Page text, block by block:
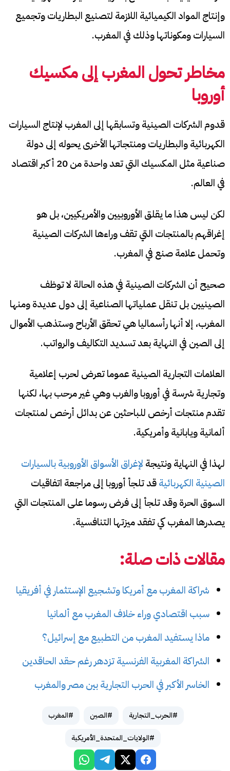
وإنتاج المواد الكيميائية اللازمة لتصنيع البطاريات وتجميع
السيارات ومكوناتها وذلك في المغرب.
مخاطر تحول المغرب إلى مكسيك
أوروبا
قدوم الشركات الصينية وتسابقها إلى المغرب لإنتاج السيارات
الكهربائية والبطاريات ومنتجاتها الأخرى يحوله إلى دولة
صناعية مثل المكسيك التي تعد واحدة من 20 أكبر اقتصاد
في العالم.
لكن ليس هذا ما يقلق الأوروبيين والأمريكيين، بل هو
إغراقهم بالمنتجات التي تقف وراءها الشركات الصينية
وتحمل علامة صنع في المغرب.
صحيح أن الشركات الصينية في هذه الحالة لا توظف
الصينيين بل تنقل عملياتها الصناعية إلى دول عديدة ومنها
المغرب، إلا أنها رأسماليا هي تحقق الأرباح وستذهب الأموال
إلى الصين في النهاية بعد تسديد التكاليف والرواتب.
العلامات التجارية الصينية عموما تعرض لحرب إعلامية
وتجارية شرسة في أوروبا والغرب وهي غير مرحب بها، لكنها
تقدم منتجات أرخص للباحثين عن بدائل أرخص لمنتجات
ألمانية ويابانية وأمريكية.
لهذا في النهاية ونتيجة لإغراق الأسواق الأوروبية بالسيارات
الصينية الكهربائيةقد تلجأ أوروبا إلى مراجعة اتفاقيات
السوق الحرة وقد تلجأ إلى فرض رسوما على المنتجات التي
يصدرها المغرب كي تفقد ميزتها التنافسية.
مقالات ذات صلة:
شراكة المغرب مع أمريكا وتشجيع الإستثمار في أفريقيا
سبب اقتصادي وراء خلاف المغرب مع ألمانيا
ماذا يستفيد المغرب من التطبيع مع إسرائيل؟
الشراكة المغربية الفرنسية تزدهر رغم حقد الحاقدين
الخاسر الأكبر في الحرب التجارية بين مصر والمغرب
#الحرب_التجارية #الصين #المغرب
#الولايات_المتحدة_الأمريكية